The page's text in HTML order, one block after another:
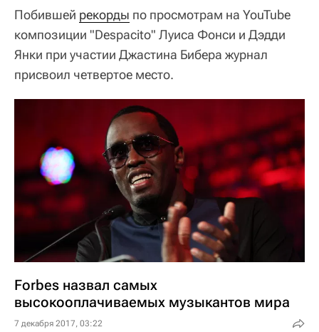
Побившей рекорды по просмотрам на YouTube
композиции "Despacito" Луиса Фонси и Дэдди
Янки при участии Джастина Бибера журнал
присвоил четвертое место.
Forbes назвал самых
высокооплачиваемых музыкантов мира
7 декабря 2017, 03:22